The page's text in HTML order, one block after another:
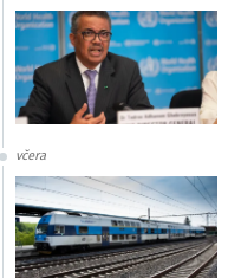
včera